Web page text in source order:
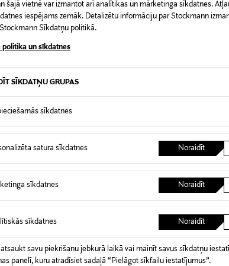
šajā vietnē var izmantot arī analītikas un mārketinga sīkdatnes.
iespējams zemāk. Detalizētu informāciju par Stockmann
Sīkdatņu politikā.
politika un sīkdatnes
SĪKDATŅU GRUPAS
sīkdatnes
satura sīkdatnes Noraidīt
sīkdatnes Noraidīt
sīkdatnes Noraidīt
atsaukt savu piekrišanu jebkurā laikā vai mainīt savus sīkdatņu
panelī, kuru atradīsiet sadaļā “Pielāgot sīkfailu iestatījumus”.
Aromāts, smaržas,
saņemšanas brīža. Atgriešana ir bezmaksas,
preces, ja to zīmogs ir atvērts. Aizzīmogotiem